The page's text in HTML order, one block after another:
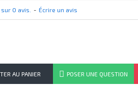
0 avis. - Écrire un avis
AU PANIER POSER UNE QUESTION